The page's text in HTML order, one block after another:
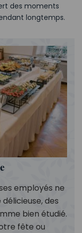
des moments
longtemps.
employés ne
des
bien étudié.
fête ou